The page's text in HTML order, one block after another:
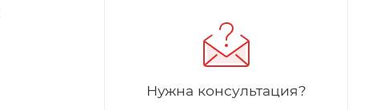
Нужна консультация?